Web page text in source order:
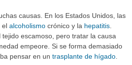
causas. En los Estados Unidos, las
el alcoholismo crónico y la hepatitis
escamoso, pero tratar la causa
empeore. Si se forma demasiado
pensar en un trasplante de hígado